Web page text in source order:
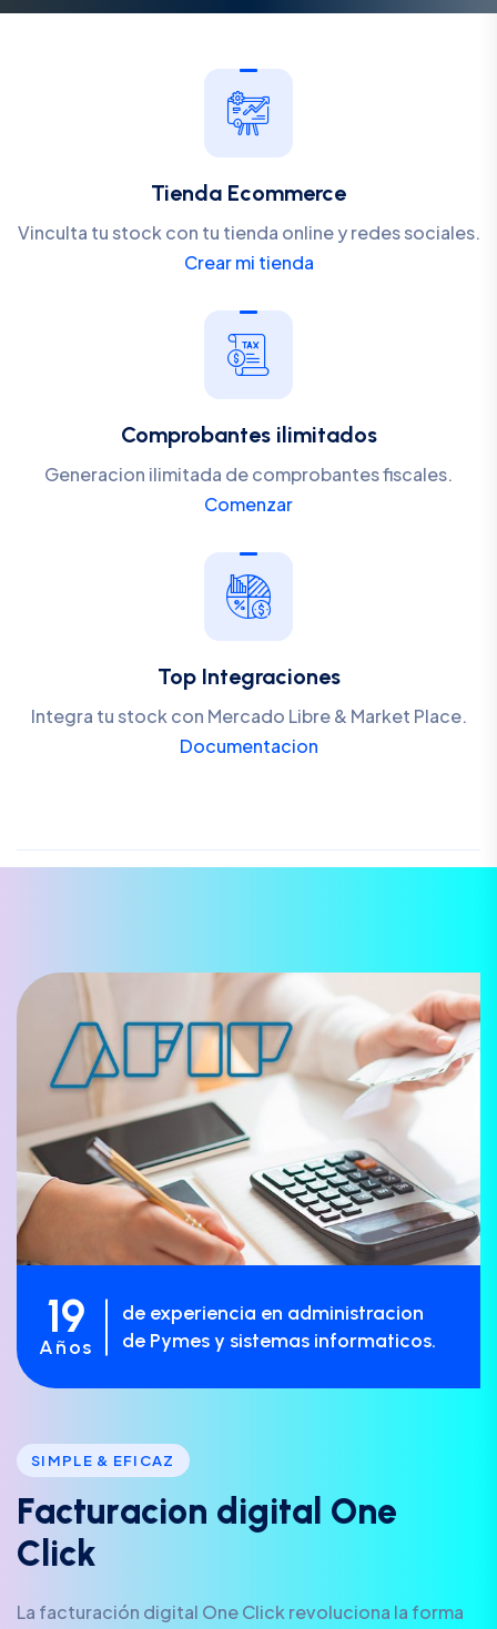
Tienda Ecommerce
Vinculta tu stock con tu tienda online y redes sociales.
Crear mi tienda
Comprobantes ilimitados
Generacion ilimitada de comprobantes fiscales.
Comenzar
Top Integraciones
Integra tu stock con Mercado Libre & Market Place.
Documentacion
19
Años
de experiencia en administracion
de Pymes y sistemas informaticos.
SIMPLE & EFICAZ
Facturacion d igita One
C ick
La facturación digital One Click revoluciona la forma